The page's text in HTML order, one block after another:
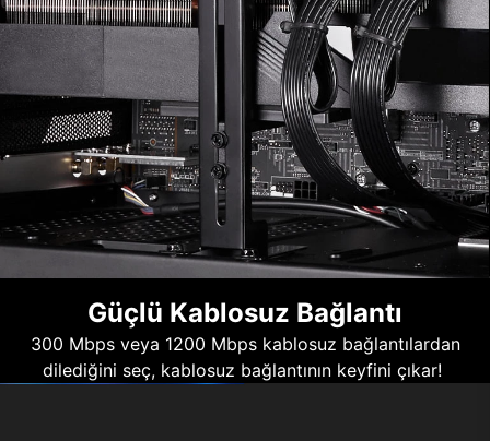
Güçlü Kablosuz Bağlantı
300 Mbps veya 1200 Mbps kablosuz bağlantılardan
dilediğini seç, kablosuz bağlantının keyfini çıkar!